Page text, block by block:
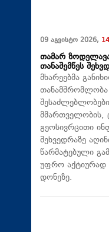
09 აგვისტო 2026,
თამარ
თანაშემწეს
მხარეებმა
თანამშრომლობა
მმართველობის,
გეოსივრცითი
შეხვედრაზე
წარმატებული
უფრო აქტიურად
დონეზე.